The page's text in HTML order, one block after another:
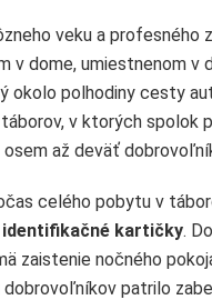
veku a profesného
v dome, umiestnenom v
okolo polhodiny cesty
v ktorých spolok
až deväť
celého pobytu v
kartičky.
zaistenie nočného
patrilo